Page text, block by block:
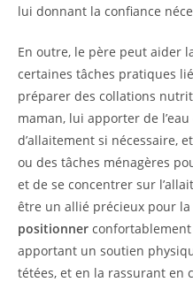
lui donnant la confiance
En outre, le père peut aider
certaines tâches pratiques
préparer des collations
maman, lui apporter de
d’allaitement si nécessaire,
ou des tâches ménagères
et de se concentrer sur
être un allié précieux pour la
positionner
apportant un soutien
tétées, et en la rassurant en